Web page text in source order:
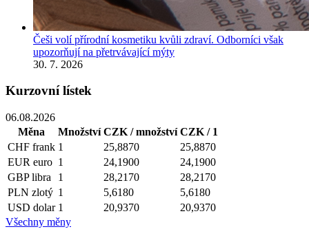
Češi volí přírodní kosmetiku kvůli zdraví. Odborníci však
upozorňují na přetrvávající mýty
30. 7. 2026
Kurzovní lístek
06.08.2026
Měna
Množství CZK / množství CZK / 1
CHF frank 1 25,8870
25,8870
EUR euro 1 24,1900
24,1900
GBP libra 1 28,2170
28,2170
PLN zlotý 1 5,6180
5,6180
USD dolar 1 20,9370
20,9370
Všechny měny